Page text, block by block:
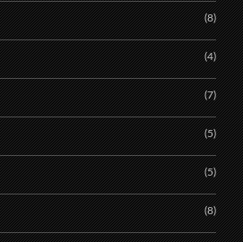
(8)
(4)
(7)
(5)
(5)
(8)